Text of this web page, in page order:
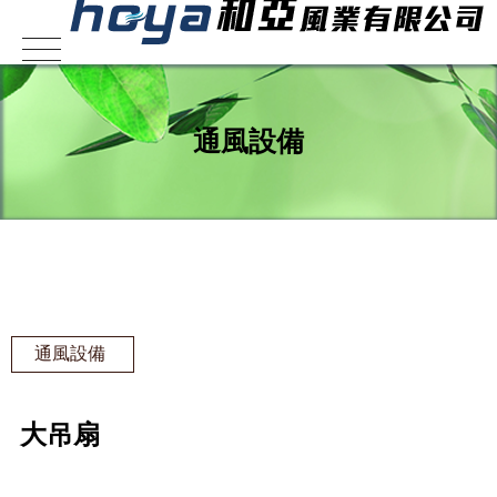
通風設備
通風設備
大吊扇